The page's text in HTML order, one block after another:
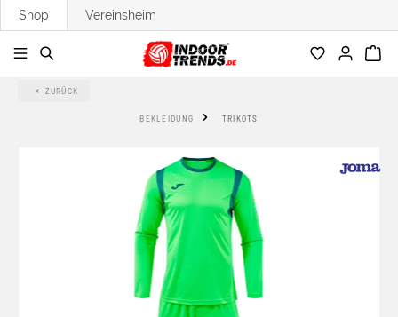
springen
Shop Vereinsheim
ZURÜCK
BEKLEIDUNG TRIKOTS